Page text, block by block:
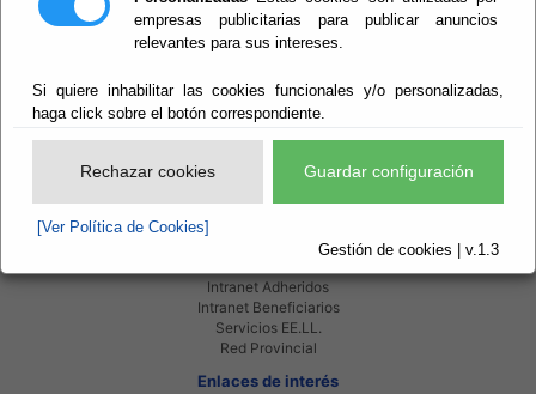
empresas publicitarias para publicar anuncios
relevantes para sus intereses.
Si quiere inhabilitar las cookies funcionales y/o personalizadas,
haga click sobre el botón correspondiente.
Rechazar cookies Guardar configuración
[Ver Política de Cookies]
Gestión de cookies | v.1.3
Agenda
Red Provincial
Intranet Adheridos
Intranet Beneficiarios
Servicios EE.LL.
Red Provincial
Enlaces de interés